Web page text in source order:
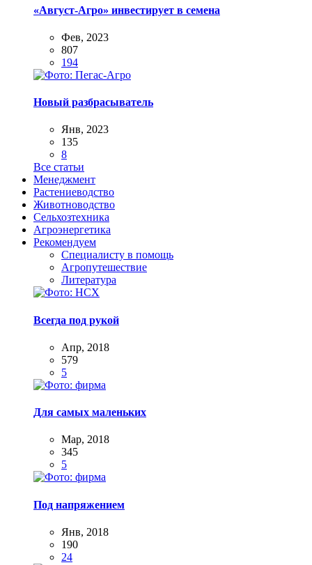
«Август-Агро» инвестирует в семена
Фев, 2023
807
194
Новый разбрасыватель
Янв, 2023
135
8
Все статьи
Менеджмент
Растениеводство
Животноводство
Сельхозтехника
Агроэнергетика
Рекомендуем
Специалисту в помощь
Агропутешествие
Литература
Всегда под рукой
Апр, 2018
579
5
Для самых маленьких
Мар, 2018
345
5
Под напряжением
Янв, 2018
190
24